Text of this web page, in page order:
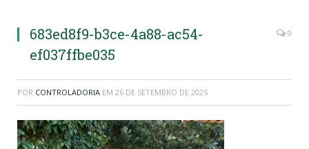
683ed8f9-b3ce-4a88-ac54-
ef037ffbe035
0
POR CONTROLADORIA EM 26 DE SETEMBRO DE 2025